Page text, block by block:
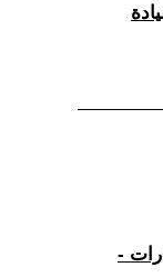
-